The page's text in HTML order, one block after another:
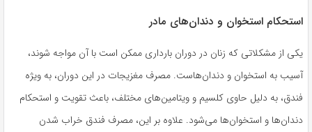
استحکام استخوان و دندان‌های مادر
یکی از مشکلاتی که زنان در دوران بارداری ممکن است با آن مواجه شوند،
آسیب به استخوان و دندان‌هاست. مصرف مغزیجات در این دوران، به ویژه
فندق، به دلیل حاوی کلسیم و ویتامین‌های مختلف، باعث تقویت و استحکام
دندان‌ها و استخوان‌ها می‌شود. علاوه بر این، مصرف فندق خراب شدن